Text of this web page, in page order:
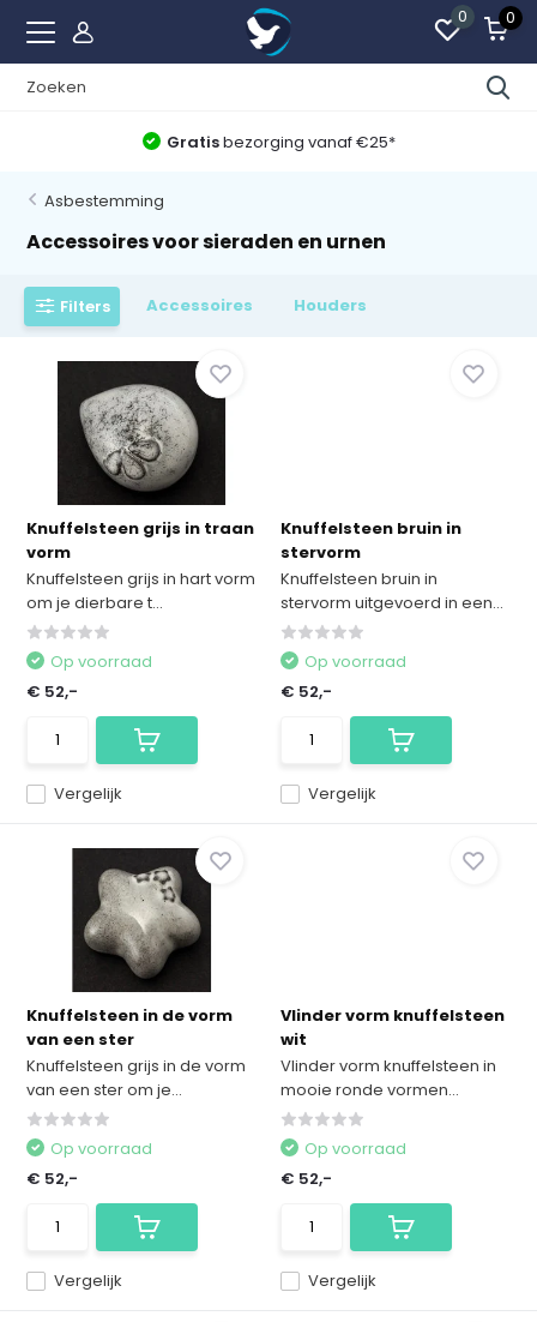
0 0
Gratisbezorging vanaf €25*
Asbestemming
Accessoires voor sieraden en urnen
Filters Accessoires Houders
Knuffelsteen grijs in traan
vorm
Knuffelsteen grijs in hart vorm
om je dierbare t...
Vergelijk
Op voorraad
€ 52,-
Knuffelsteen bruin in
stervorm
Knuffelsteen bruin in
stervorm uitgevoerd in een...
Vergelijk
Op voorraad
€ 52,-
Knuffelsteen in de vorm
van een ster
Knuffelsteen grijs in de vorm
van een ster om je...
Vergelijk
Op voorraad
€ 52,-
Vlinder vorm knuffelsteen
wit
Vlinder vorm knuffelsteen in
mooie ronde vormen...
Vergelijk
Op voorraad
€ 52,-